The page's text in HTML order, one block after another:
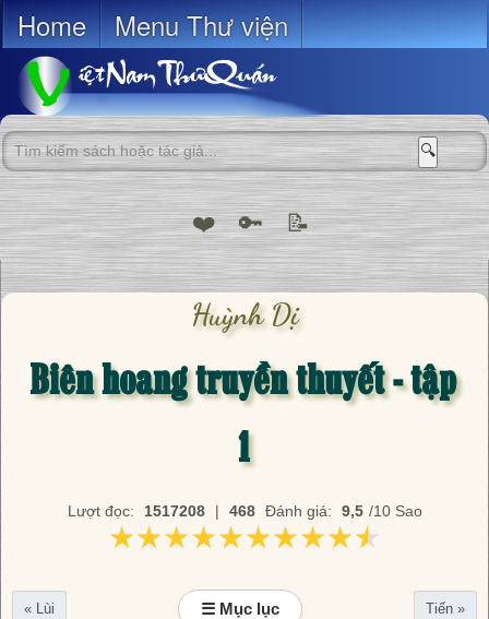
Home Menu Thư viện
🔍
❤️ 🔑 📝
Huỳnh Dị
Biên hoang truyền thuyết - tập
1
Lượt đọc: 1517208 | 468 Đánh giá: 9,5 /10 Sao
★★★★★★★★★★
★★★★★★★★★★
« Lùi ☰ Mục lục Tiến »